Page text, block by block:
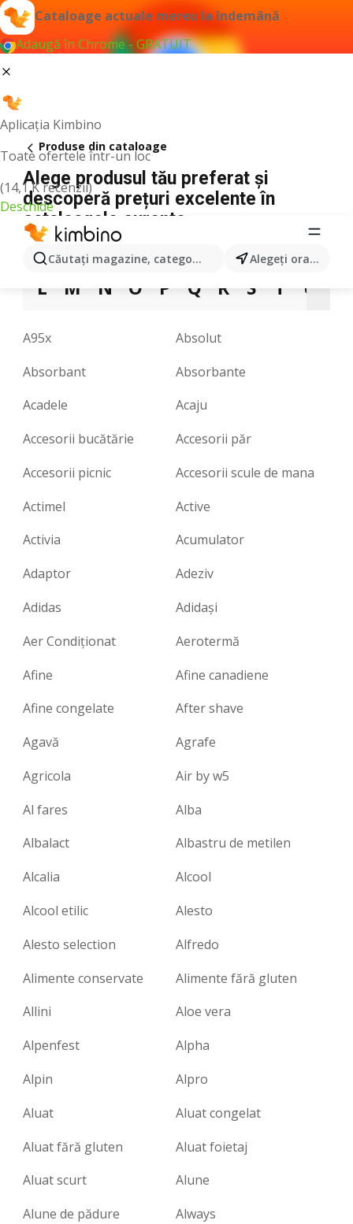
Cataloage actuale mereu la îndemână
Adaugă în Chrome - GRATUIT
Aplicația Kimbino
Toate ofertele într-un loc
(14,1 K recenzii)
Deschide
Căutaţi magazine, categorii, produse... Alegeţi oraşul
Produse din cataloage
Alege produsul tău preferat și
descoperă prețuri excelente în
cataloagele curente
2 3 4 5 6 A C D E
L
M N O P Q R S T U
A95x
Absolut
Absorbant
Absorbante
Acadele
Acaju
Accesorii bucătărie
Accesorii păr
Accesorii picnic
Accesorii scule de mana
Actimel
Active
Activia
Acumulator
Adaptor
Adeziv
Adidas
Adidași
Aer Condiționat
Aerotermă
Afine
Afine canadiene
Afine congelate
After shave
Agavă
Agrafe
Agricola
Air by w5
Al fares
Alba
Albalact
Albastru de metilen
Alcalia
Alcool
Alcool etilic
Alesto
Alesto selection
Alfredo
Alimente conservate
Alimente fără gluten
Allini
Aloe vera
Alpenfest
Alpha
Alpin
Alpro
Aluat
Aluat congelat
Aluat fără gluten
Aluat foietaj
Aluat scurt
Alune
Alune de pădure
Always